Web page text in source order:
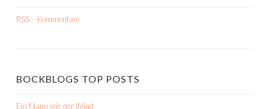
RSS – Kommentare
BOCKBLOGS TOP POSTS
Ein Mann wie der Wind